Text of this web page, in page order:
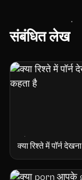
संबंधित लेख
क्या रिश्ते में पॉर्न